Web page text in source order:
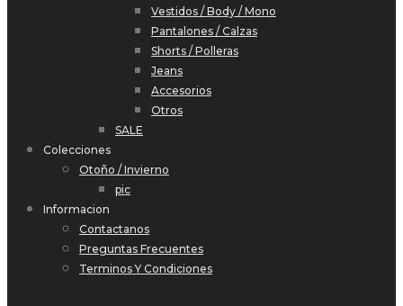
Vestidos / Body / Mono
Pantalones / Calzas
Shorts / Polleras
Jeans
Accesorios
Otros
SALE
Colecciones
Otoño / Invierno
pic
Informacion
Contactanos
Preguntas Frecuentes
Terminos Y Condiciones